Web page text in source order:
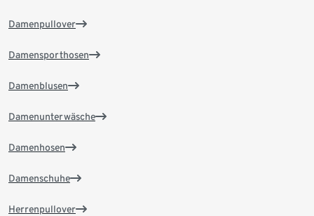
Damenpullover
Damensporthosen
Damenblusen
Damenunterwäsche
Damenhosen
Damenschuhe
Herrenpullover